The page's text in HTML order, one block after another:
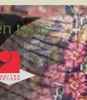
tapis